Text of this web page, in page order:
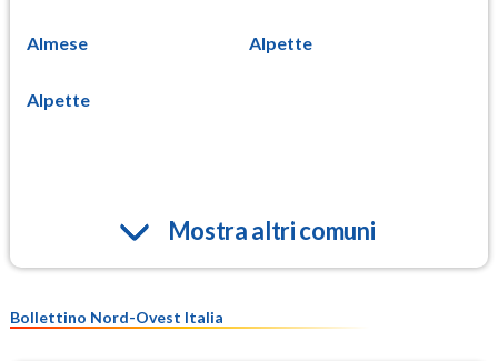
Almese Alpette
Alpette
Mostra altri comuni
Bollettino Nord-Ovest Italia